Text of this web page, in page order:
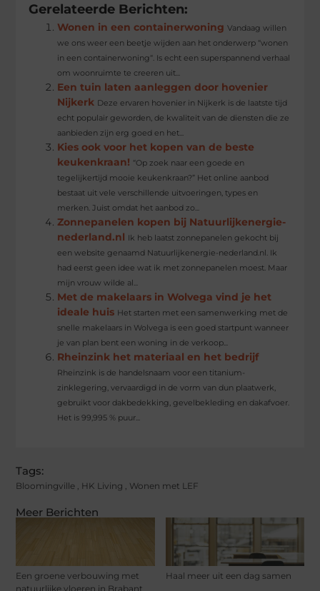
Meer Berichten
Een groene verbouwing met
natuurlijke vloeren in Brabant
Haal meer uit een dag samen
Gerelateerde Berichten:
Wonen in een containerwoning Vandaag willen
we ons weer een beetje wijden aan het onderwerp “wonen
in een containerwoning“. Is echt een superspannend verhaal
om woonruimte te creeren uit...
Een tuin laten aanleggen door hovenier
Nijkerk Deze ervaren hovenier in Nijkerk is de laatste tijd
echt populair geworden, de kwaliteit van de diensten die ze
aanbieden zijn erg goed en het...
Kies ook voor het kopen van de beste
keukenkraan! “Op zoek naar een goede en
tegelijkertijd mooie keukenkraan?” Het online aanbod
bestaat uit vele verschillende uitvoeringen, types en
merken. Juist omdat het aanbod zo...
Zonnepanelen kopen bij Natuurlijkenergie-
nederland.nl Ik heb laatst zonnepanelen gekocht bij
een website genaamd Natuurlijkenergie-nederland.nl. Ik
had eerst geen idee wat ik met zonnepanelen moest. Maar
mijn vrouw wilde al...
Met de makelaars in Wolvega vind je het
ideale huis Het starten met een samenwerking met de
snelle makelaars in Wolvega is een goed startpunt wanneer
je van plan bent een woning in de verkoop...
Rheinzink het materiaal en het bedrijf
Rheinzink is de handelsnaam voor een titanium-
zinklegering, vervaardigd in de vorm van dun plaatwerk,
gebruikt voor dakbedekking, gevelbekleding en dakafvoer.
Het is 99,995 % puur...
Tags:
Bloomingville HK Living Wonen met LEF